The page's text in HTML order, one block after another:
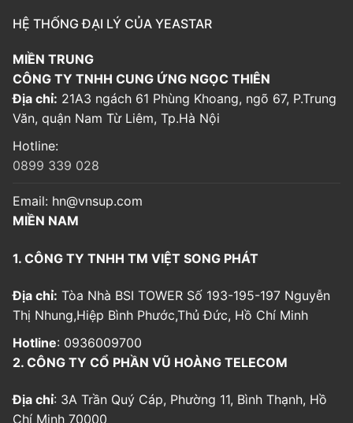
HỆ THỐNG ĐẠI LÝ CỦA YEASTAR
MIỀN TRUNG
CÔNG TY TNHH CUNG ỨNG NGỌC THIÊN
Địa chỉ: 21A3 ngách 61 Phùng Khoang, ngõ 67, P.Trung
Văn, quận Nam Từ Liêm, Tp.Hà Nội
Hotline:
0899 339 028
Email: hn@vnsup.com
MIỀN NAM
1. CÔNG TY TNHH TM VIỆT SONG PHÁT
Địa chỉ: Tòa Nhà BSI TOWER Số 193-195-197 Nguyễn
Thị Nhung,Hiệp Bình Phước,Thủ Đức, Hồ Chí Minh
Hotline: 0936009700
2. CÔNG TY CỔ PHẦN VŨ HOÀNG TELECOM
Địa chỉ: 3A Trần Quý Cáp, Phường 11, Bình Thạnh, Hồ
Chí Minh 70000